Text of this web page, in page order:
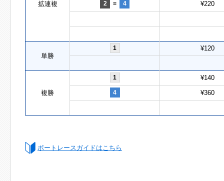
拡連複 2 = 4 ¥220
単勝
1 ¥120
複勝
1 ¥140
4 ¥360
ボートレースガイドはこちら